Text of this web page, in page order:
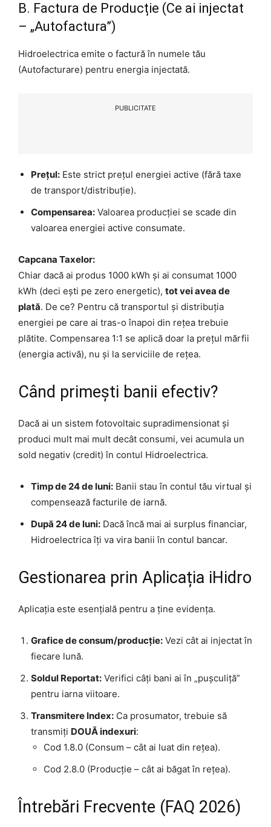
B. Factura de Producție (Ce ai injectat
– „Autofactura”)
Hidroelectrica emite o factură în numele tău
(Autofacturare) pentru energia injectată.
PUBLICITATE
Prețul: Este strict prețul energiei active (fără taxe
de transport/distribuție).
Compensarea: Valoarea producției se scade din
valoarea energiei active consumate.
Capcana Taxelor:
Chiar dacă ai produs 1000 kWh și ai consumat 1000
kWh (deci ești pe zero energetic), tot vei avea de
plată. De ce? Pentru că transportul și distribuția
energiei pe care ai tras-o înapoi din rețea trebuie
plătite. Compensarea 1:1 se aplică doar la prețul mărfii
(energia activă), nu și la serviciile de rețea.
Când primești banii efectiv?
Dacă ai un sistem fotovoltaic supradimensionat și
produci mult mai mult decât consumi, vei acumula un
sold negativ (credit) în contul Hidroelectrica.
Timp de 24 de luni: Banii stau în contul tău virtual și
compensează facturile de iarnă.
După 24 de luni: Dacă încă mai ai surplus financiar,
Hidroelectrica îți va vira banii în contul bancar.
Gestionarea prin Aplicația iHidro
Aplicația este esențială pentru a ține evidența.
Grafice de consum/producție: Vezi cât ai injectat în
fiecare lună.
Soldul Reportat: Verifici câți bani ai în „pușculiță”
pentru iarna viitoare.
Transmitere Index: Ca prosumator, trebuie să
transmiți DOUĂ indexuri:
Cod 1.8.0 (Consum – cât ai luat din rețea).
Cod 2.8.0 (Producție – cât ai băgat în rețea).
Întrebări Frecvente (FAQ 2026)